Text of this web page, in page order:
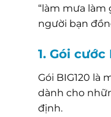
“làm mưa
người bạn
1. Gói
Gói BIG120 là
dành cho
định.